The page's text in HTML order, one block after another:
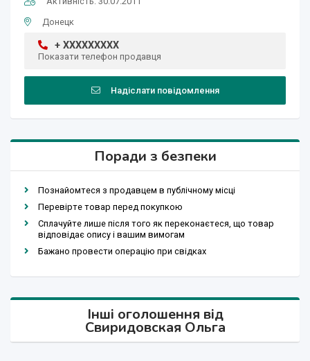
Донецк
+ XXXXXXXXX
Показати телефон продавця
Надіслати повідомлення
Поради з безпеки
Познайомтеся з продавцем в публічному місці
Перевірте товар перед покупкою
Сплачуйте лише після того як переконаєтеся, що товар
відповідає опису і вашим вимогам
Бажано провести операцію при свідках
Інші оголошення від
Свиридовская Ольга